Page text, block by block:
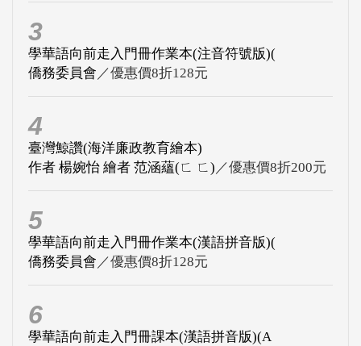
3
學華語向前走入門冊作業本(注音符號版)(
僑務委員會 ／優惠價8折128元
4
臺灣鯨讚(海洋廉政教育繪本)
作者 楊婉怡 繪者 范涵蘊(ㄈ ㄈ) ／優惠價8折200元
5
學華語向前走入門冊作業本(漢語拼音版)(
僑務委員會 ／優惠價8折128元
6
學華語向前走入門冊課本(漢語拼音版)(A